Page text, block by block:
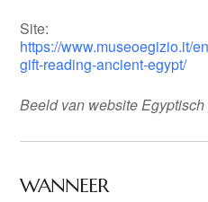
Site:
https://www.museoegizio.it/
gift-reading-ancient-egypt/
Beeld van website Egyptisch
WANNEER